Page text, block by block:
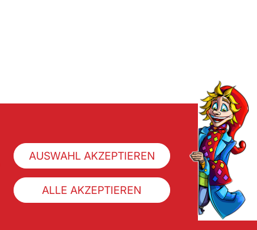
AUSWAHL AKZEPTIEREN
ALLE AKZEPTIEREN